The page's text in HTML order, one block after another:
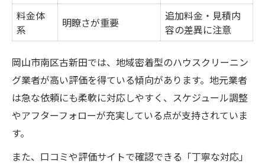
料金体
系
明瞭さが重要
追加料金・見積内
容の差異に注意
岡山市南区古新田では、地域密着型のハウスクリーニン
グ業者が高い評価を得ている傾向があります。地元業者
は急な依頼にも柔軟に対応しやすく、スケジュール調整
やアフターフォローが充実している点が支持されていま
す。
また、口コミや評価サイトで確認できる「丁寧な対応」